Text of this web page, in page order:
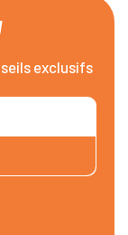
exclusifs